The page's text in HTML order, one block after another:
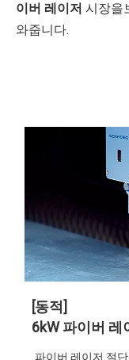
이버 레이저 시장을
와줍니다.
[동적]
파이버 레이저 절